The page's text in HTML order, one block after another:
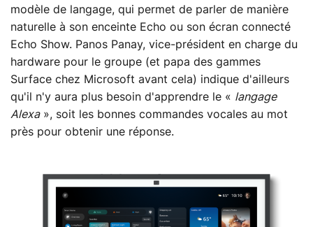
modèle de langage, qui permet de parler de manière
naturelle à son enceinte Echo ou son écran connecté
Echo Show. Panos Panay, vice-président en charge du
hardware pour le groupe (et papa des gammes
Surface chez Microsoft avant cela) indique d'ailleurs
qu'il n'y aura plus besoin d'apprendre le « langage
Alexa», soit les bonnes commandes vocales au mot
près pour obtenir une réponse.